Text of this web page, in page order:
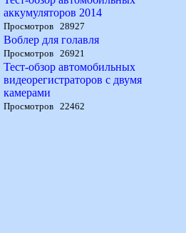
аккумуляторов 2014
Просмотров 28927
Воблер для голавля
Просмотров 26921
Тест-обзор автомобильных
видеорегистраторов с двумя
камерами
Просмотров 22462